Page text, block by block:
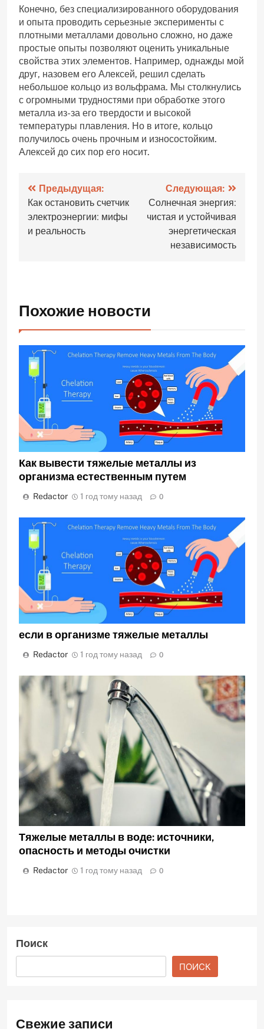
Конечно‚ без специализированного оборудования
и опыта проводить серьезные эксперименты с
плотными металлами довольно сложно‚ но даже
простые опыты позволяют оценить уникальные
свойства этих элементов. Например‚ однажды мой
друг‚ назовем его Алексей‚ решил сделать
небольшое кольцо из вольфрама. Мы столкнулись
с огромными трудностями при обработке этого
металла из-за его твердости и высокой
температуры плавления. Но в итоге‚ кольцо
получилось очень прочным и износостойким.
Алексей до сих пор его носит.
Навигация
по
записям
Предыдущая:
Как остановить счетчик
электроэнергии: мифы
и реальность
Следующая:
Солнечная энергия:
чистая и устойчивая
энергетическая
независимость
Похожие новости
Как вывести тяжелые металлы из
организма естественным путем
Redactor 1 год тому назад 0
если в организме тяжелые металлы
Redactor 1 год тому назад 0
Тяжелые металлы в воде: источники,
опасность и методы очистки
Redactor 1 год тому назад 0
Поиск
ПОИСК
Свежие записи